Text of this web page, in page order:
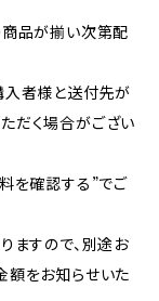
商品が揃い次第配
入者様と送付先が
だく場合がござい
を確認する”でご
ますので、別途お
額をお知らせいた